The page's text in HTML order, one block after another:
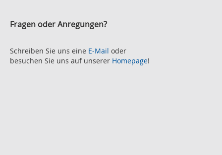
Oktober 2
August 2
Juli 2
Fragen oder Anregungen?
Schreiben Sie uns eine E-Mail oder
besuchen Sie uns auf unserer Homepage!